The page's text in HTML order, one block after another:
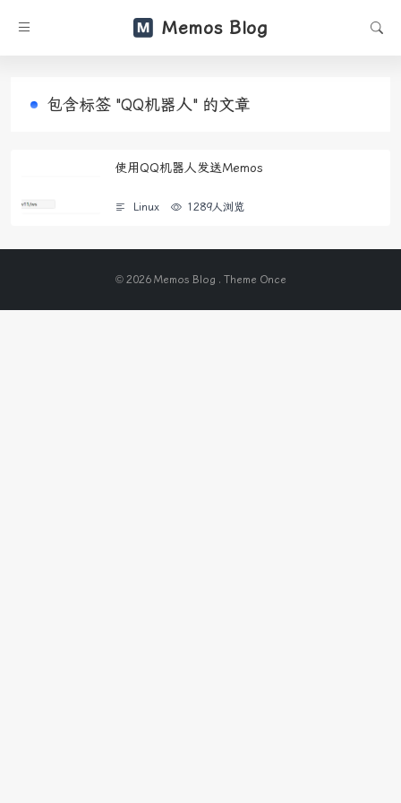
Memos Blog
包含标签 "QQ机器人" 的文章
使用QQ机器人发送Memos
Linux 1289人浏览
© 2026 Memos Blog . Theme Once